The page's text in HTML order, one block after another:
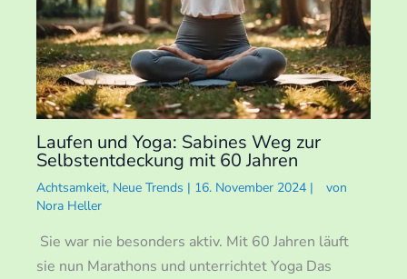
Laufen und Yoga: Sabines Weg zur
Selbstentdeckung mit 60 Jahren
Achtsamkeit, Neue Trends | 16. November 2024 |
von
Nora Heller
Sie war nie besonders aktiv. Mit 60 Jahren läuft
sie nun Marathons und unterrichtet Yoga Das